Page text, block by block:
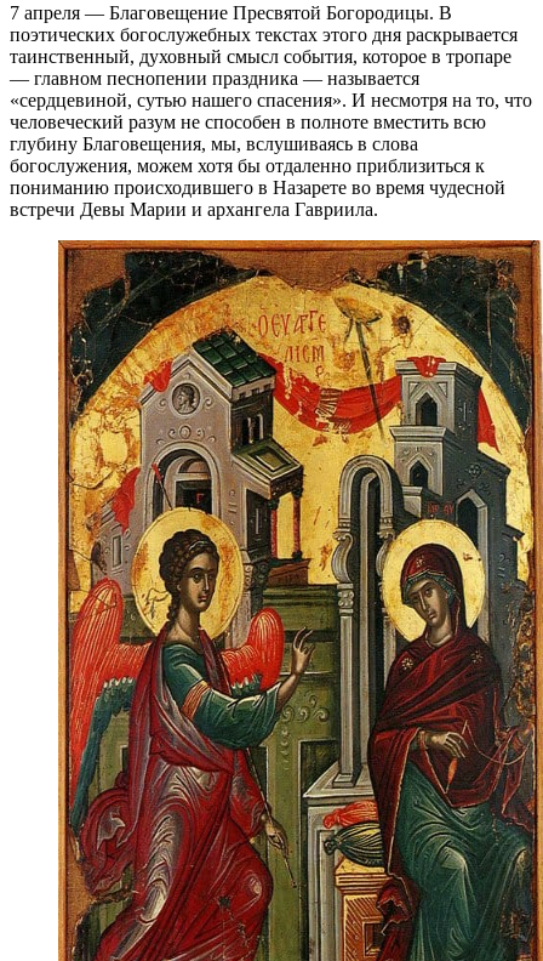
7 апреля — Благовещение Пресвятой Богородицы. В
поэтических богослужебных текстах этого дня раскрывается
таинственный, духовный смысл события, которое в тропаре
— главном песнопении праздника — называется
«сердцевиной, сутью нашего спасения». И несмотря на то, что
человеческий разум не способен в полноте вместить всю
глубину Благовещения, мы, вслушиваясь в слова
богослужения, можем хотя бы отдаленно приблизиться к
пониманию происходившего в Назарете во время чудесной
встречи Девы Марии и архангела Гавриила.